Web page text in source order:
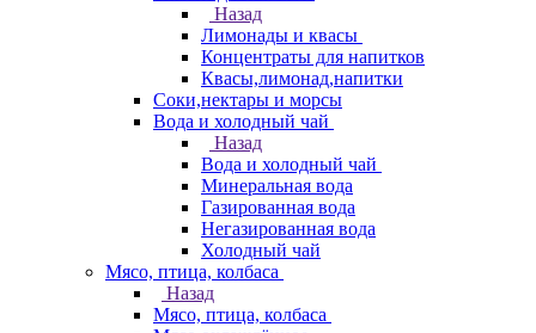
Назад
Лимонады и квасы
Концентраты для напитков
Квасы,лимонад,напитки
Соки,нектары и морсы
Вода и холодный чай
Назад
Вода и холодный чай
Минеральная вода
Газированная вода
Негазированная вода
Холодный чай
Мясо, птица, колбаса
Назад
Мясо, птица, колбаса